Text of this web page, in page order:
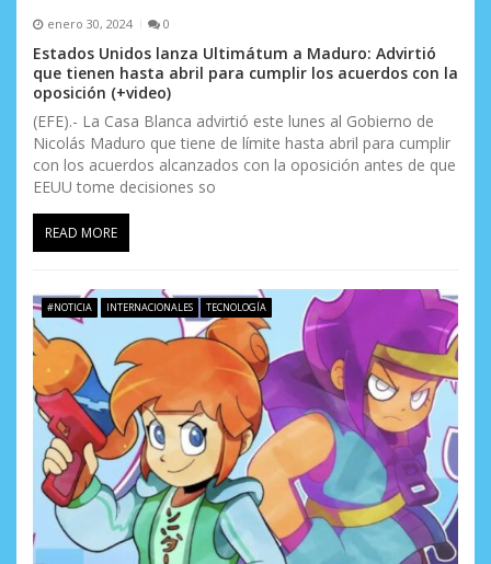
enero 30, 2024 0
Estados Unidos lanza Ultimátum a Maduro: Advirtió
que tienen hasta abril para cumplir los acuerdos con la
oposición (+video)
(EFE).- La Casa Blanca advirtió este lunes al Gobierno de
Nicolás Maduro que tiene de límite hasta abril para cumplir
con los acuerdos alcanzados con la oposición antes de que
EEUU tome decisiones so
READ MORE
#NOTICIA INTERNACIONALES TECNOLOGÍA